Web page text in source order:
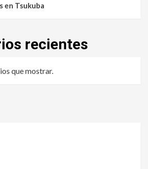
en Tsukuba
recientes
que mostrar.